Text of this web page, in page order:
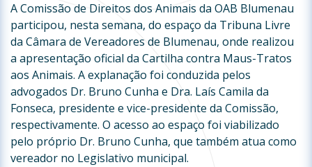
A Comissão de Direitos dos Animais da OAB Blumenau
participou, nesta semana, do espaço da Tribuna Livre
da Câmara de Vereadores de Blumenau, onde realizou
a apresentação oficial da Cartilha contra Maus-Tratos
aos Animais. A explanação foi conduzida pelos
advogados Dr. Bruno Cunha e Dra. Laís Camila da
Fonseca, presidente e vice-presidente da Comissão,
respectivamente. O acesso ao espaço foi viabilizado
pelo próprio Dr. Bruno Cunha, que também atua como
vereador no Legislativo municipal.